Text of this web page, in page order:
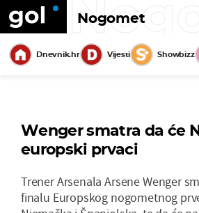
Nogomet
Dnevnik.hr Vijesti Showbizz
Wenger smatra da će
europski prvaci
Trener Arsenala Arsene Wenger
finalu Europskog nogometnog